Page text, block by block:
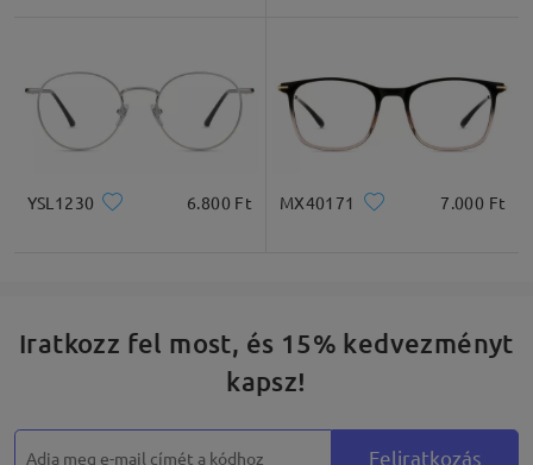
Termékleírás
YSL1230 6.800 Ft MX40171 7.000 Ft
Iratkozz fel most, és 15% kedvezményt
kapsz!
Feliratkozás